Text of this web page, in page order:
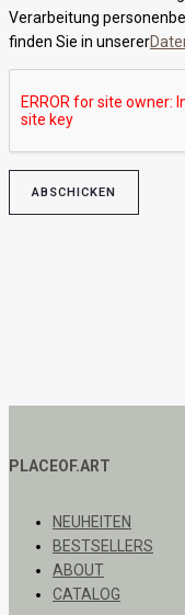
Verarbeitung
finden Sie in unserer
PLACEOF.ART
NEUHEITEN
BESTSELLERS
ABOUT
CATALOG